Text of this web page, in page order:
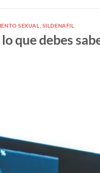
SEXUAL SILDENAFIL
que debes